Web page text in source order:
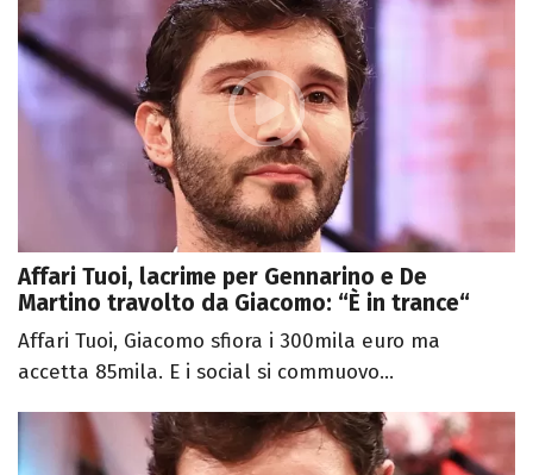
Affari Tuoi, lacrime per Gennarino e De
Martino travolto da Giacomo: “È in trance“
Affari Tuoi, Giacomo sfiora i 300mila euro ma
accetta 85mila. E i social si commuovo...